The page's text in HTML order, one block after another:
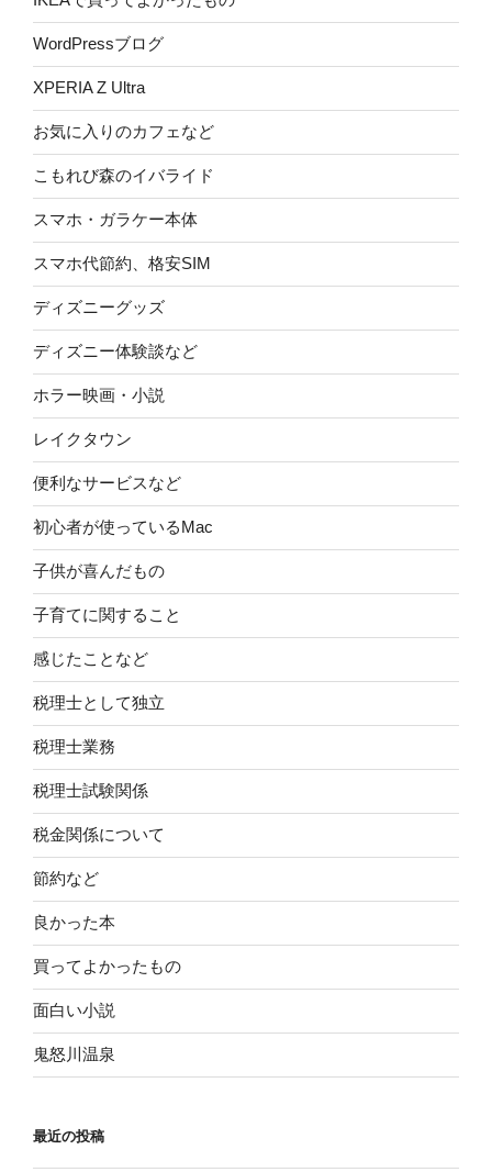
WordPressブログ
XPERIA Z Ultra
お気に入りのカフェなど
こもれび森のイバライド
スマホ・ガラケー本体
スマホ代節約、格安SIM
ディズニーグッズ
ディズニー体験談など
ホラー映画・小説
レイクタウン
便利なサービスなど
初心者が使っているMac
子供が喜んだもの
子育てに関すること
感じたことなど
税理士として独立
税理士業務
税理士試験関係
税金関係について
節約など
良かった本
買ってよかったもの
面白い小説
鬼怒川温泉
最近の投稿